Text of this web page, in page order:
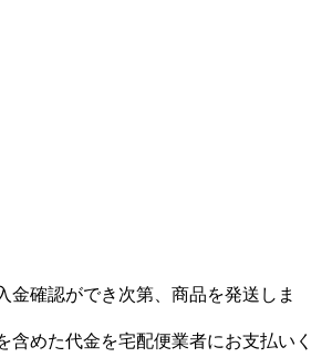
確認ができ次第、商品を発送しま
めた代金を宅配便業者にお支払いく